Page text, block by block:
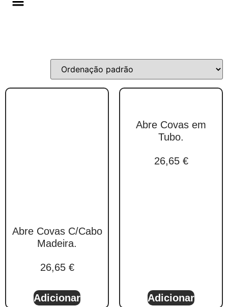
Abre Covas C/Cabo
Madeira.
26,65 €
Adicionar
Abre Covas em
Tubo.
26,65 €
Adicionar